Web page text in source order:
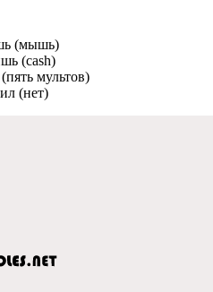
(мышь)
(cash)
мультов)
(нет)